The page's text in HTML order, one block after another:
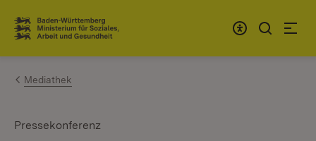
Zum Inhalt springen
Link zur Startseite
Mediathek
Pressekonferenz